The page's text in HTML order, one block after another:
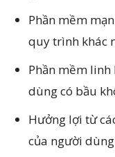
Phần mềm
quy trình khác
Phần mềm
dùng có bầu
Hưởng lợi từ
của người